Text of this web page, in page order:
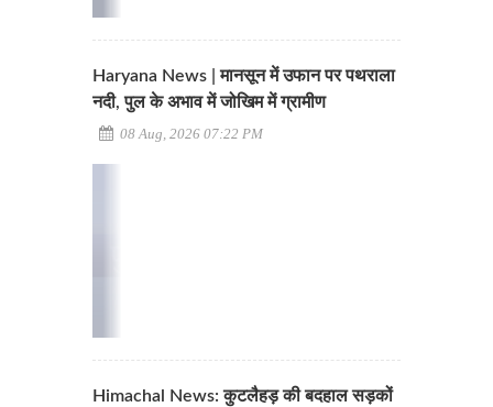
Haryana News | मानसून में उफान पर पथराला
नदी, पुल के अभाव में जोखिम में ग्रामीण
08 Aug, 2026 07:22 PM
Himachal News: कुटलैहड़ की बदहाल सड़कों